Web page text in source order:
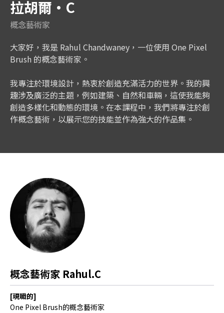
概念藝術家
拉胡爾·C
大家好，我是 Rahul Chandwaney，一位使用 One Pixel
Brush 的概念藝術家。
我專注於環境設計，熱衷於創造充滿活力的世界。我的興
趣涉及廣泛的主題，例如建築、自然和車輛，這使我能夠
創造多樣化和動態的環境。在本課程中，我們將專注於創
作概念藝術，以展示您的技能並作為強大的作品集。
概念藝術家 Rahul.C
[現職的]
One Pixel Brush的概念藝術家